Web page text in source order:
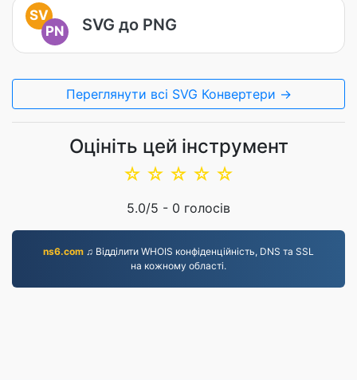
SV
PN
SVG до PNG
Переглянути всі SVG Конвертери →
Оцініть цей інструмент
☆
☆
☆
☆
☆
5.0/5 - 0 голосів
ns6.com ♫ Відділити WHOIS конфіденційність, DNS та SSL
на кожному області.